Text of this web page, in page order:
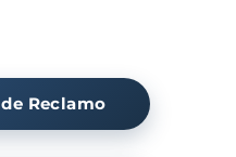
Reclamo